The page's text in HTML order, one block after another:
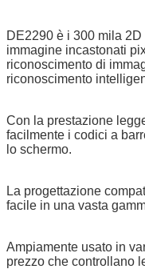
DE2290 è i 300 mila
immagine incastonati
riconoscimento di
riconoscimento
Con la prestazione
facilmente i codici a
lo schermo.
La progettazione
facile in una vasta
Ampiamente usato in
prezzo che controllano